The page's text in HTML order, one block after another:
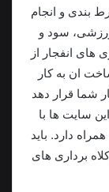
بندی و انجام
سود و
انفجار از
ان به کار
شما قرار دهد
سایت ها با
دارد. باید
برداری های